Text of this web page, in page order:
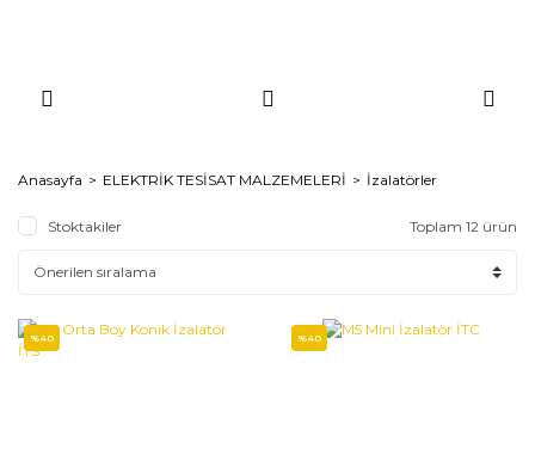
Anasayfa ELEKTRİK TESİSAT MALZEMELERİ İzalatörler
Stoktakiler Toplam 12 ürün
%40 %40